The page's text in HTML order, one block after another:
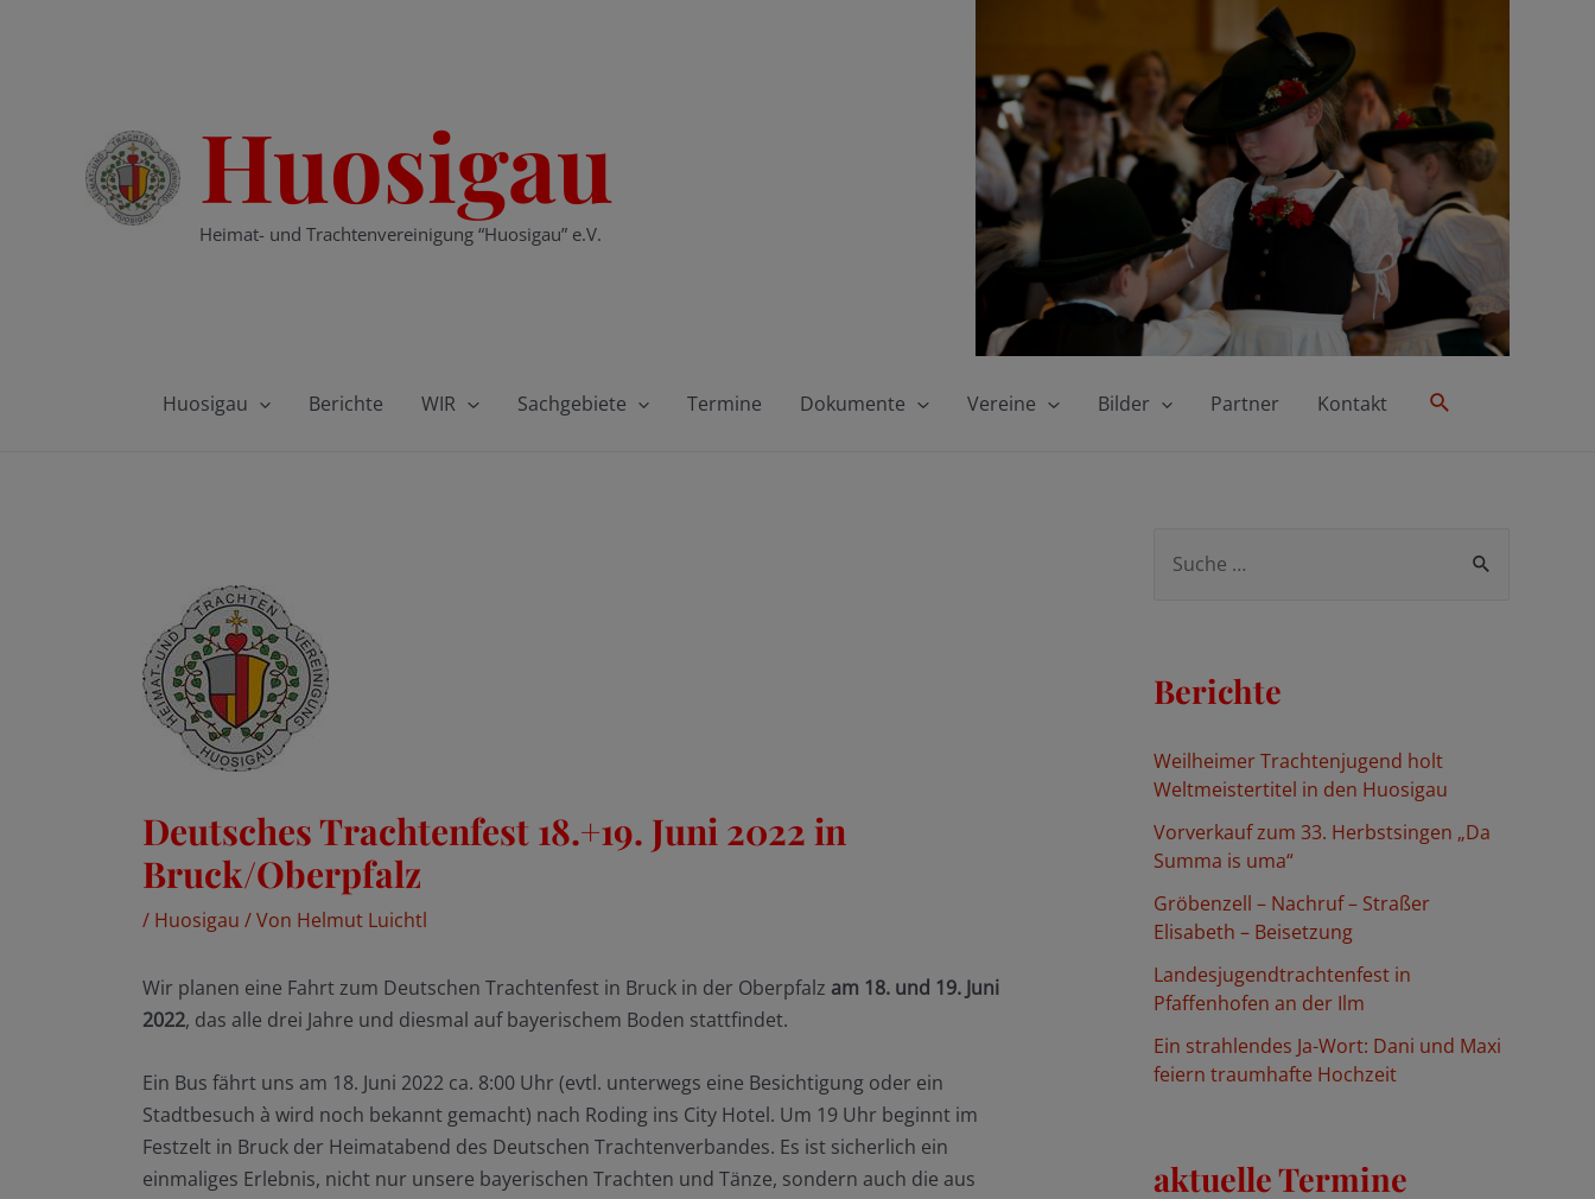
Huosigau
Heimat- und Trachtenvereinigung “Huosigau” e.V.
Huosigau Berichte WIR Sachgebiete Termine Dokumente Vereine Bilder Partner Kontakt Suche
Deutsches Trachtenfest 18.+19. Juni 2022 in
Bruck/Oberpfalz
/ Huosigau / Von Helmut Luichtl
Wir planen eine Fahrt zum Deutschen Trachtenfest in Bruck in der Oberpfalz am 18. und 19. Juni
2022, das alle drei Jahre und diesmal auf bayerischem Boden stattfindet.
Ein Bus fährt uns am 18. Juni 2022 ca. 8:00 Uhr (evtl. unterwegs eine Besichtigung oder ein
Stadtbesuch à wird noch bekannt gemacht) nach Roding ins City Hotel. Um 19 Uhr beginnt im
Festzelt in Bruck der Heimatabend des Deutschen Trachtenverbandes. Es ist sicherlich ein
einmaliges Erlebnis, nicht nur unsere bayerischen Trachten und Tänze, sondern auch die aus
e
n
c
:
Berichte
Weilheimer Trachtenjugend holt
Weltmeistertitel in den Huosigau
Vorverkauf zum 33. Herbstsingen „Da
Summa is uma“
Gröbenzell – Nachruf – Straßer
Elisabeth – Beisetzung
Landesjugendtrachtenfest in
Pfaffenhofen an der Ilm
Ein strahlendes Ja-Wort: Dani und Maxi
feiern traumhafte Hochzeit
aktuelle Termine